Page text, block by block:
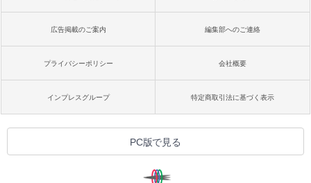
広告掲載のご案内 編集部へのご連絡
プライバシーポリシー 会社概要
インプレスグループ 特定商取引法に基づく表示
PC版で見る